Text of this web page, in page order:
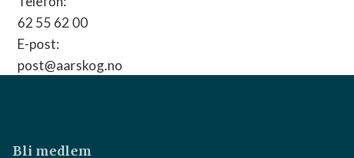
Telefon:
62 55 62 00
E-post: